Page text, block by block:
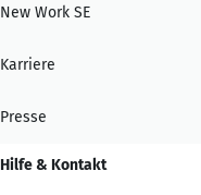
New Work SE
Karriere
Presse
Hilfe & Kontakt